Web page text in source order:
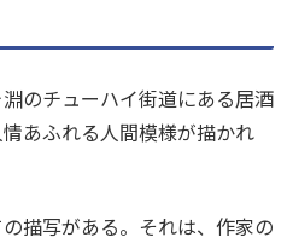
のチューハイ街道にある居酒
あふれる人間模様が描かれ
描写がある。それは、作家の